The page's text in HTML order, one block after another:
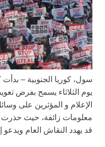
سول، كوريا الجنوبية –
يوم الثلاثاء يسمح بفرض
الإعلام و المؤثرين على
معلومات زائفة، حيث
قد يهدد النقاش العام ويدعو